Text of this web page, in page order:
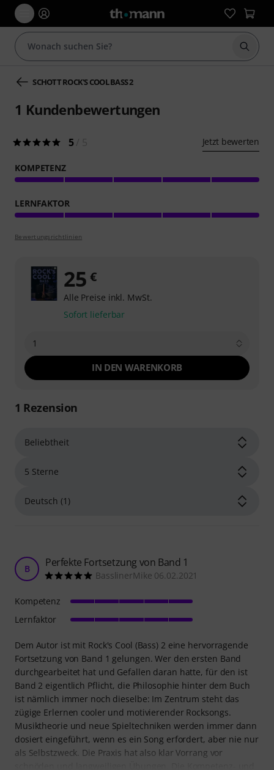
Suche
SCHOTT ROCK'S COOL BASS 2
1 Kundenbewertungen
5/ 5 Jetzt bewerten
KOMPETENZ
LERNFAKTOR
Bewertungsrichtlinien
25 €
Alle Preise inkl. MwSt.
Sofort lieferbar
1
IN DEN WARENKORB
1 Rezension
B Perfekte Fortsetzung von Band 1
BasslinerMike 06.02.2021
Dem Autor ist mit Rock's Cool (Bass) 2 eine hervorragende
Fortsetzung von Band 1 gelungen. Wer den ersten Band
durchgearbeitet hat und Gefallen daran hatte, für den ist
Band 2 eigentlich Pflicht, die Philosophie hinter dem Buch
ist nämlich immer noch dieselbe: Im Zentrum steht das
zügige Erlernen cooler und motivierender Rocksongs.
Musiktheorie und neue Spieltechniken werden immer dann
dosiert eingeführt, wenn es ein Song erfordert, aber nie nur
als Selbstzweck. Die Praxis hat also klar Vorrang vor
Kompetenz
Lernfaktor